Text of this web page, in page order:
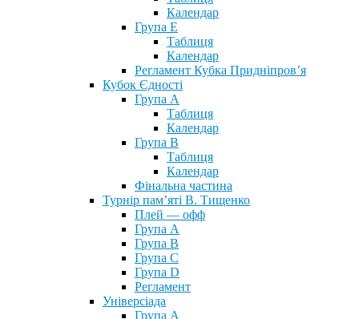
Календар
Група Е
Таблиця
Календар
Регламент Кубка Придніпров’я
Кубок Єдності
Група А
Таблиця
Календар
Група В
Таблиця
Календар
Фінальна частина
Турнір пам’яті В. Тищенко
Плей — офф
Група А
Група B
Група С
Група D
Регламент
Універсіада
Група А